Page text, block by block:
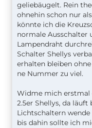
geliebäugelt. Rein
ohnehin schon nur
könnte ich die
normale Ausschalter
Lampendraht
Schalter Shellys
erhalten bleiben
ne Nummer zu viel.
Widme mich erstmal
2.5er Shellys, da läuft
Lichtschaltern
bis dahin sollte ich